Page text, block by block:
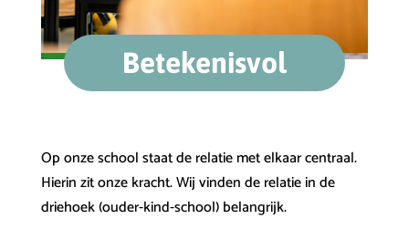
Betekenisvol
Op onze school staat de relatie met elkaar centraal.
Hierin zit onze kracht. Wij vinden de relatie in de
driehoek (ouder-kind-school) belangrijk.